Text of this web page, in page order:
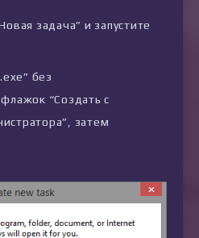
задача” и запустите
без
“Создать с
затем